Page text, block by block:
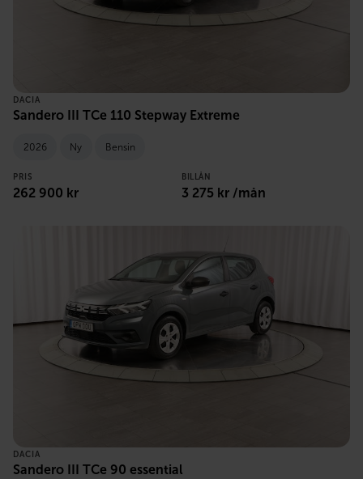
DACIA
Sandero III TCe 110 Stepway Extreme
2026 Ny Bensin
PRIS
262 900 kr
BILLÅN
3 275 kr /mån
DACIA
Sandero III TCe 90 essential